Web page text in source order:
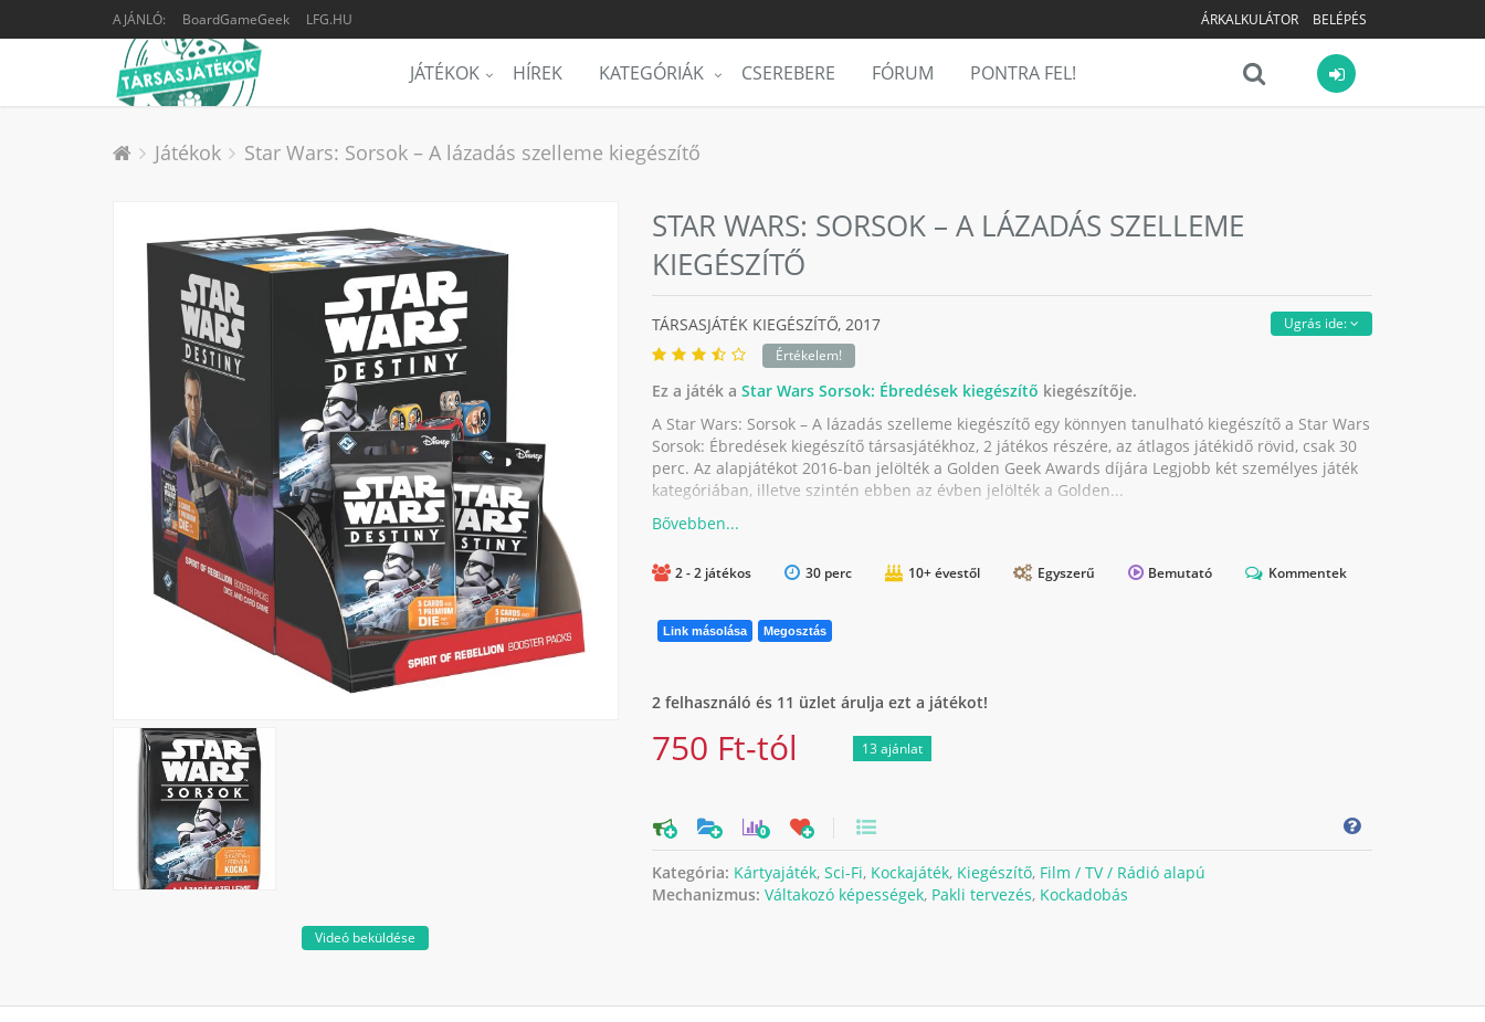
AJÁNLÓ: BoardGameGeek LFG.HU ÁRKALKULÁTOR BELÉPÉS
JÁTÉKOK HÍREK KATEGÓRIÁK CSEREBERE FÓRUM PONTRA FEL!
Játékok Star Wars: Sorsok – A lázadás szelleme kiegészítő
Videó beküldése
STAR WARS: SORSOK – A LÁZADÁS SZELLEME
KIEGÉSZÍTŐ
Ugrás ide:
TÁRSASJÁTÉK KIEGÉSZÍTŐ, 2017
Értékelem!
Ez a játék a Star Wars Sorsok: Ébredések kiegészítő kiegészítője.
A Star Wars: Sorsok – A lázadás szelleme kiegészítő egy könnyen tanulható kiegészítő a Star Wars
Sorsok: Ébredések kiegészítő társasjátékhoz, 2 játékos részére, az átlagos játékidő rövid, csak 30
perc. Az alapjátékot 2016-ban jelölték a Golden Geek Awards díjára Legjobb két személyes játék
kategóriában, illetve szintén ebben az évben jelölték a Golden...
2 - 2 játékos 30 perc 10+ évestől Egyszerű Bemutató Kommentek
Link másolása Megosztás
2 felhasználó és 11 üzlet árulja ezt a játékot!
750 Ft-tól 13 ajánlat
0
Kategória: Kártyajáték, Sci-Fi, Kockajáték, Kiegészítő, Film / TV / Rádió alapú
Mechanizmus: Váltakozó képességek, Pakli tervezés, Kockadobás